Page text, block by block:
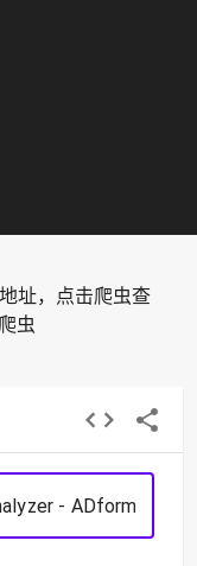
址，点击爬虫查
虫